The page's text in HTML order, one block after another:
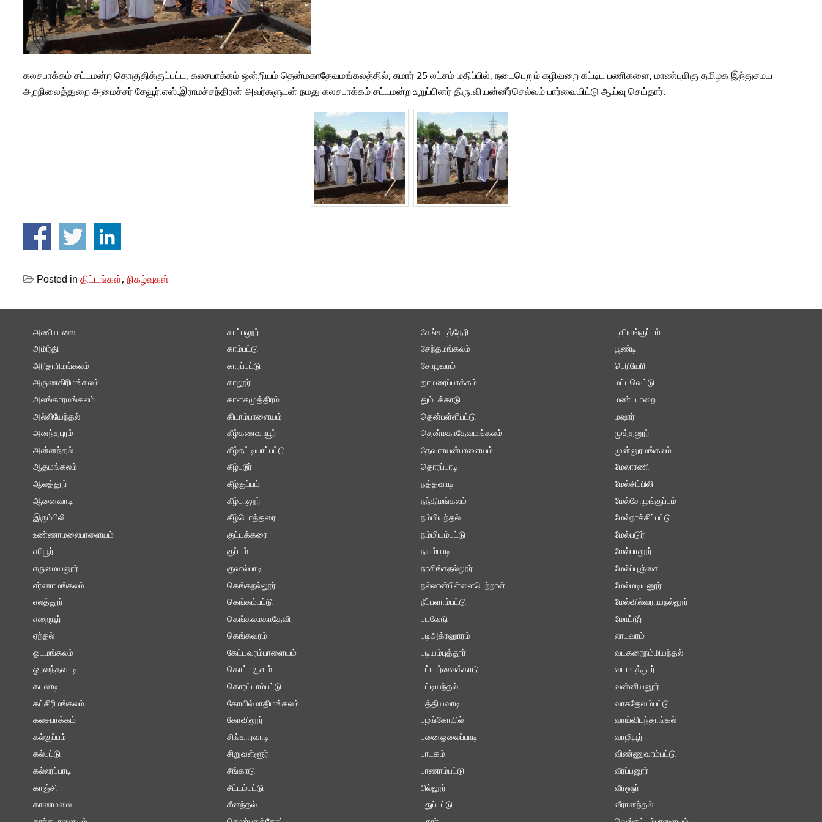
கலசபாக்கம் சட்டமன்ற தொகுதிக்குட்பட்ட, கலசபாக்கம் ஒன்றியம் தென்மகாதேவமங்கலத்தில், சுமார் 25 லட்சம் மதிப்பில், நடைபெறும் கழிவறை கட்டிட பணிகளை, மாண்புமிகு தமிழக இந்துசமய
அறநிலைத்துறை அமைச்சர் சேவூர்.எஸ்.இராமச்சந்திரன் அவர்களுடன் நமது கலசபாக்கம் சட்டமன்ற உறுப்பினர் திரு.வி.பன்னீர்செல்வம் பார்வையிட்டு ஆய்வு செய்தார்.
Posted in திட்டங்கள், நிகழ்வுகள்
அணியாலை
அமிர்தி
அரிதாரிமங்கலம்
அருணகிரிமங்கலம்
அலங்காரமங்கலம்
அல்லியேந்தல்
அனந்தபுரம்
அன்னந்தல்
ஆதமங்கலம்
ஆலத்தூர்
ஆனைவாடி
இரும்பிலி
உண்ணாமலைபாளையம்
எரியூர்
எருமையனூர்
எர்ணாமங்கலம்
எலத்தூர்
எறையூர்
ஏந்தல்
ஓடமங்கலம்
ஓரவந்தவாடி
கடலாடி
கட்சிரிமங்கலம்
கலசபாக்கம்
கல்குப்பம்
கல்பட்டு
கல்லரப்பாடி
காஞ்சி
காணமலை
காப்பலூர்
காம்பட்டு
காரப்பட்டு
காலூர்
காளசமுத்திரம்
கிடாம்பாளையம்
கீழ்கணவாயூர்
கீழ்தட்டியாப்பட்டு
கீழ்படூர்
கீழ்குப்பம்
கீழ்பாலூர்
கீழ்பொத்தரை
குட்டக்கரை
குப்பம்
குலால்பாடி
கெங்கநல்லூர்
கெங்கம்பட்டு
கெங்கலமகாதேவி
கெங்கவரம்
கேட்டவரம்பாளையம்
கொட்டகுளம்
கொரட்டாம்பட்டு
கோயில்மாதிமங்கலம்
கோவிலூர்
சிங்காரவாடி
சிறுவள்ளூர்
சீங்காடு
சீட்டம்பட்டு
சீனந்தல்
சேங்கபுத்தேரி
சேந்தமங்கலம்
சோழவரம்
தாமரைப்பாக்கம்
தும்பக்காடு
தென்பள்ளிபட்டு
தென்மகாதேவமங்கலம்
தேவராயன்பாளையம்
தொரப்பாடி
நத்தவாடி
நந்திமங்கலம்
நம்மியந்தல்
நம்மியம்பட்டு
நயம்பாடி
நரசிங்கநல்லூர்
நல்லான்பிள்ளைபெற்றாள்
நீப்பளாம்பட்டு
படவேடு
படிஅக்ரஹாரம்
படியம்புத்தூர்
பட்டார்வைக்காடு
பட்டியந்தல்
பத்தியவாடி
பழங்கோயில்
பனைஓலைப்பாடி
பாடகம்
பாணாம்பட்டு
பில்லூர்
புதுப்பட்டு
புளியங்குப்பம்
பூண்டி
பெரியேரி
மட்டவெட்டு
மண்டபாறை
மஷார்
முத்தனூர்
முன்னுரமங்கலம்
மேலாரணி
மேல்சிப்பிலி
மேல்சோழங்குப்பம்
மேல்நாச்சிப்பட்டு
மேல்படுர்
மேல்பாலூர்
மேல்ப்புஞ்சை
மேல்மடியனூர்
மேல்வில்வராயநல்லூர்
மோட்டூர்
லாடவரம்
வடகரைநம்மியந்தல்
வடமாத்தூர்
வன்னியனூர்
வாசுதேவம்பட்டு
வாய்விடந்தாங்கல்
வாழியூர்
விண்ணுவாம்பட்டு
வீரப்பனூர்
வீரளூர்
வீரானந்தல்